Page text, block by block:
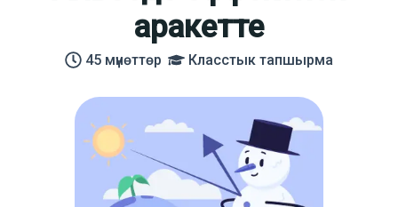
аракетте
45 мүнөттөр Класстык тапшырма